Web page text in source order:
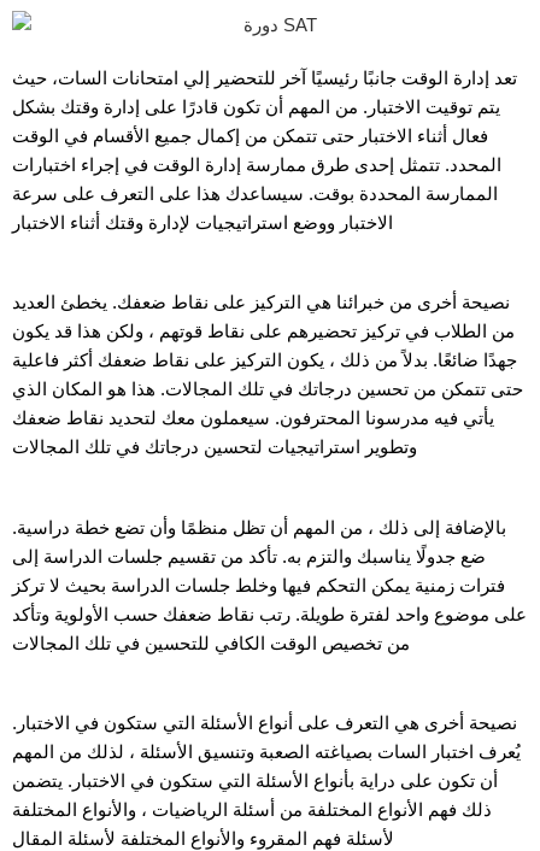
تعد إدارة الوقت جانبًا رئيسيًا آخر للتحضير إلي امتحانات السات، حيث
يتم توقيت الاختبار. من المهم أن تكون قادرًا على إدارة وقتك بشكل
فعال أثناء الاختبار حتى تتمكن من إكمال جميع الأقسام في الوقت
المحدد. تتمثل إحدى طرق ممارسة إدارة الوقت في إجراء اختبارات
الممارسة المحددة بوقت. سيساعدك هذا على التعرف على سرعة
الاختبار ووضع استراتيجيات لإدارة وقتك أثناء الاختبار
نصيحة أخرى من خبرائنا هي التركيز على نقاط ضعفك. يخطئ العديد
من الطلاب في تركيز تحضيرهم على نقاط قوتهم ، ولكن هذا قد يكون
جهدًا ضائعًا. بدلاً من ذلك ، يكون التركيز على نقاط ضعفك أكثر فاعلية
حتى تتمكن من تحسين درجاتك في تلك المجالات. هذا هو المكان الذي
يأتي فيه مدرسونا المحترفون. سيعملون معك لتحديد نقاط ضعفك
وتطوير استراتيجيات لتحسين درجاتك في تلك المجالات
بالإضافة إلى ذلك ، من المهم أن تظل منظمًا وأن تضع خطة دراسية.
ضع جدولًا يناسبك والتزم به. تأكد من تقسيم جلسات الدراسة إلى
فترات زمنية يمكن التحكم فيها وخلط جلسات الدراسة بحيث لا تركز
على موضوع واحد لفترة طويلة. رتب نقاط ضعفك حسب الأولوية وتأكد
من تخصيص الوقت الكافي للتحسين في تلك المجالات
نصيحة أخرى هي التعرف على أنواع الأسئلة التي ستكون في الاختبار.
يُعرف اختبار السات بصياغته الصعبة وتنسيق الأسئلة ، لذلك من المهم
أن تكون على دراية بأنواع الأسئلة التي ستكون في الاختبار. يتضمن
ذلك فهم الأنواع المختلفة من أسئلة الرياضيات ، والأنواع المختلفة
لأسئلة فهم المقروء والأنواع المختلفة لأسئلة المقال